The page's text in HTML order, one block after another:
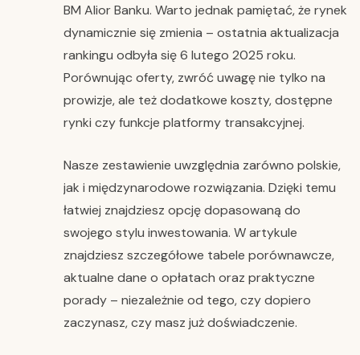
BM Alior Banku. Warto jednak pamiętać, że rynek
dynamicznie się zmienia – ostatnia aktualizacja
rankingu odbyła się 6 lutego 2025 roku.
Porównując oferty, zwróć uwagę nie tylko na
prowizje, ale też dodatkowe koszty, dostępne
rynki czy funkcje platformy transakcyjnej.
Nasze zestawienie uwzględnia zarówno polskie,
jak i międzynarodowe rozwiązania. Dzięki temu
łatwiej znajdziesz opcję dopasowaną do
swojego stylu inwestowania. W artykule
znajdziesz szczegółowe tabele porównawcze,
aktualne dane o opłatach oraz praktyczne
porady – niezależnie od tego, czy dopiero
zaczynasz, czy masz już doświadczenie.